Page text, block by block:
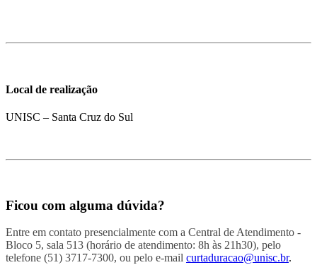
Local de realização
UNISC – Santa Cruz do Sul
Ficou com alguma dúvida?
Entre em contato presencialmente com a Central de Atendimento -
Bloco 5, sala 513 (horário de atendimento: 8h às 21h30), pelo
telefone (51) 3717-7300, ou pelo e-mail curtaduracao@unisc.br.